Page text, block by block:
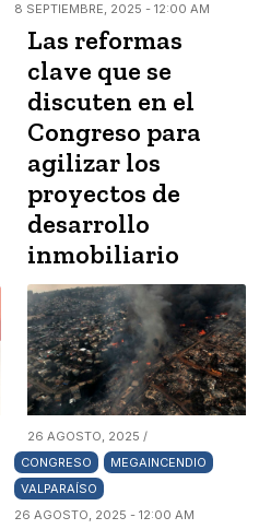
8 SEPTIEMBRE, 2025 - 12:00 AM
Las reformas
clave que se
discuten en el
Congreso para
agilizar los
proyectos de
desarrollo
inmobiliario
26 AGOSTO, 2025 /
CONGRESO
MEGAINCENDIO
VALPARAÍSO
26 AGOSTO, 2025 - 12:00 AM